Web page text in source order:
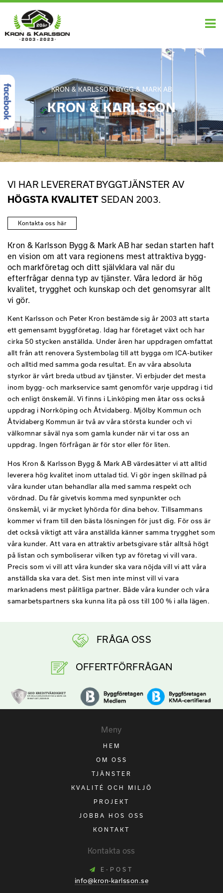
KRON & KARLSSON BYGG & MARK AB
KRON & KARLSSON
VI HAR LEVERERAT BYGGTJÄNSTER AV
HÖGSTA KVALITET SEDAN 2003.
Kontakta oss här
Kron & Karlsson Bygg & Mark AB har sedan starten haft
en vision om att vara regionens mest attraktiva bygg-
och markföretag och ditt självklara val när du
efterfrågar denna typ av tjänster. Våra ledord är hög
kvalitet, trygghet och kunskap och det genomsyrar allt
vi gör.
Kent Karlsson och Peter Kron bestämde sig år 2003 att starta
ett gemensamt byggföretag. Idag har företaget växt och har
cirka 50 stycken anställda. Under åren har uppdragen omfattat
allt från att renovera Systembolag till att bygga om ICA-butiker
och alltid med samma goda resultat. En av våra absoluta
styrkor är vårt breda utbud av tjänster. Vi erbjuder det mesta
inom bygg- och markservice samt genomför varje uppdrag i tid
och enligt önskemål. Vi finns i Linköping men åtar oss också
uppdrag i Norrköping och Åtvidaberg. Mjölby Kommun och
Åtvidaberg Kommun är två av våra största kunder och vi
välkomnar såväl nya som gamla kunder när vi tar oss an
uppdrag. Ingen förfrågan är för stor eller för liten.
Hos Kron & Karlsson Bygg & Mark AB värdesätter vi att alltid
leverera hög kvalitet inom uttalad tid. Vi gör ingen skillnad på
våra kunder utan behandlar alla med samma respekt och
vördnad. Du får givetvis komma med synpunkter och
önskemål, vi är mycket lyhörda för dina behov. Tillsammans
kommer vi fram till den bästa lösningen för just dig. För oss är
det också viktigt att våra anställda känner samma trygghet som
våra kunder. Att vara en attraktiv arbetsgivare står alltså högt
på listan och symboliserar vilken typ av företag vi vill vara.
Precis som vi vill att våra kunder ska vara nöjda vill vi att våra
anställda ska vara det. Sist men inte minst vill vi vara
marknadens mest pålitliga partner. Både våra kunder och våra
samarbetspartners ska kunna lita på oss till 100 % i alla lägen.
FRÅGA OSS
OFFERTFÖRFRÅGAN
Meny
HEM
OM OSS
TJÄNSTER
KVALITÉ OCH MILJÖ
PROJEKT
JOBBA HOS OSS
KONTAKT
Kontakta oss
E-POST
info@kron-karlsson.se